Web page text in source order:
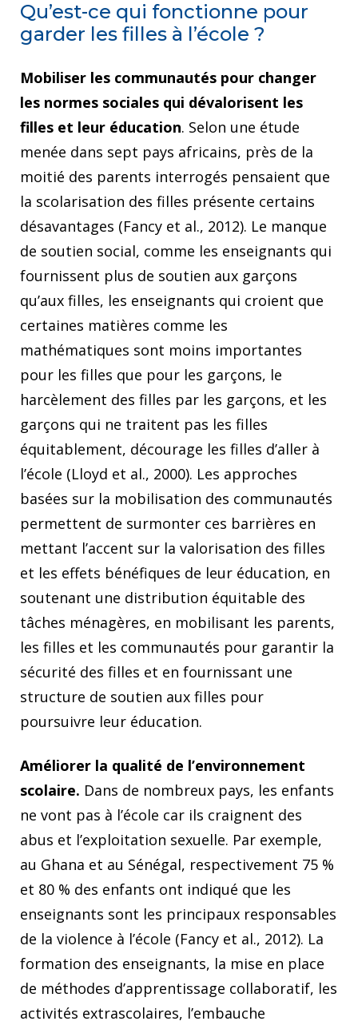
Qu’est-ce qui fonctionne pour
garder les filles à l’école ?
Mobiliser les communautés pour changer
les normes sociales qui dévalorisent les
filles et leur éducation. Selon une étude
menée dans sept pays africains, près de la
moitié des parents interrogés pensaient que
la scolarisation des filles présente certains
désavantages (Fancy et al., 2012). Le manque
de soutien social, comme les enseignants qui
fournissent plus de soutien aux garçons
qu’aux filles, les enseignants qui croient que
certaines matières comme les
mathématiques sont moins importantes
pour les filles que pour les garçons, le
harcèlement des filles par les garçons, et les
garçons qui ne traitent pas les filles
équitablement, décourage les filles d’aller à
l’école (Lloyd et al., 2000). Les approches
basées sur la mobilisation des communautés
permettent de surmonter ces barrières en
mettant l’accent sur la valorisation des filles
et les effets bénéfiques de leur éducation, en
soutenant une distribution équitable des
tâches ménagères, en mobilisant les parents,
les filles et les communautés pour garantir la
sécurité des filles et en fournissant une
structure de soutien aux filles pour
poursuivre leur éducation.
Améliorer la qualité de l’environnement
scolaire. Dans de nombreux pays, les enfants
ne vont pas à l’école car ils craignent des
abus et l’exploitation sexuelle. Par exemple,
au Ghana et au Sénégal, respectivement 75 %
et 80 % des enfants ont indiqué que les
enseignants sont les principaux responsables
de la violence à l’école (Fancy et al., 2012). La
formation des enseignants, la mise en place
de méthodes d’apprentissage collaboratif, les
activités extrascolaires, l’embauche